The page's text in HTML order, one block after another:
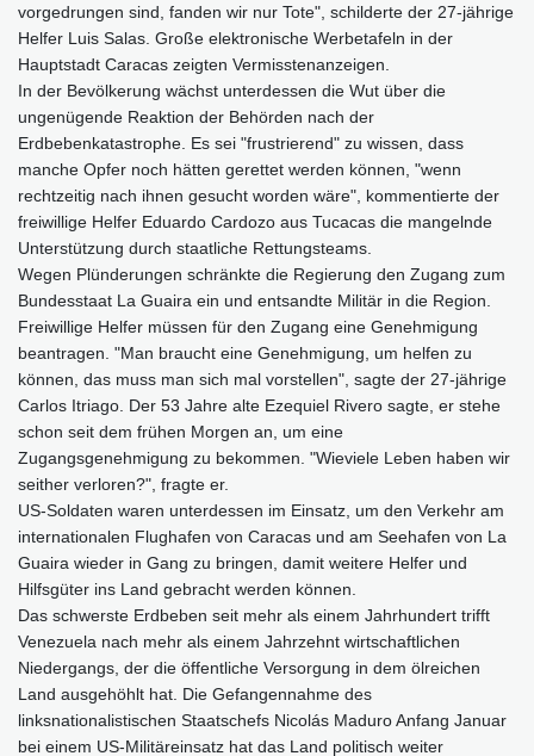
vorgedrungen sind, fanden wir nur Tote", schilderte der 27-jährige
Helfer Luis Salas. Große elektronische Werbetafeln in der
Hauptstadt Caracas zeigten Vermisstenanzeigen.
In der Bevölkerung wächst unterdessen die Wut über die
ungenügende Reaktion der Behörden nach der
Erdbebenkatastrophe. Es sei "frustrierend" zu wissen, dass
manche Opfer noch hätten gerettet werden können, "wenn
rechtzeitig nach ihnen gesucht worden wäre", kommentierte der
freiwillige Helfer Eduardo Cardozo aus Tucacas die mangelnde
Unterstützung durch staatliche Rettungsteams.
Wegen Plünderungen schränkte die Regierung den Zugang zum
Bundesstaat La Guaira ein und entsandte Militär in die Region.
Freiwillige Helfer müssen für den Zugang eine Genehmigung
beantragen. "Man braucht eine Genehmigung, um helfen zu
können, das muss man sich mal vorstellen", sagte der 27-jährige
Carlos Itriago. Der 53 Jahre alte Ezequiel Rivero sagte, er stehe
schon seit dem frühen Morgen an, um eine
Zugangsgenehmigung zu bekommen. "Wieviele Leben haben wir
seither verloren?", fragte er.
US-Soldaten waren unterdessen im Einsatz, um den Verkehr am
internationalen Flughafen von Caracas und am Seehafen von La
Guaira wieder in Gang zu bringen, damit weitere Helfer und
Hilfsgüter ins Land gebracht werden können.
Das schwerste Erdbeben seit mehr als einem Jahrhundert trifft
Venezuela nach mehr als einem Jahrzehnt wirtschaftlichen
Niedergangs, der die öffentliche Versorgung in dem ölreichen
Land ausgehöhlt hat. Die Gefangennahme des
linksnationalistischen Staatschefs Nicolás Maduro Anfang Januar
bei einem US-Militäreinsatz hat das Land politisch weiter